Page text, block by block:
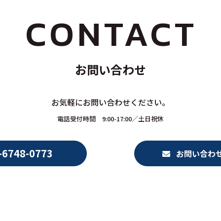
CONTACT
お問い合わせ
お気軽にお問い合わせください。
電話受付時間 9:00-17:00／土日祝休
0773 お問い合わ